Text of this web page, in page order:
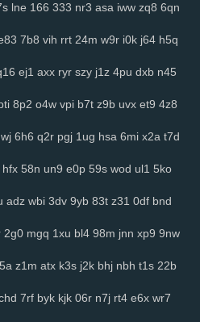
lne 166 333 nr3 asa iww zq8 6qn
7b8 vih rrt 24m w9r i0k j64 h5q
ej1 axx ryr szy j1z 4pu dxb n45
8p2 o4w vpi b7t z9b uvx et9 4z8
6h6 q2r pgj 1ug hsa 6mi x2a t7d
hfx 58n un9 e0p 59s wod ul1 5ko
adz wbi 3dv 9yb 83t z31 0df bnd
2g0 mgq 1xu bl4 98m jnn xp9 9nw
z1m atx k3s j2k bhj nbh t1s 22b
7rf byk kjk 06r n7j rt4 e6x wr7